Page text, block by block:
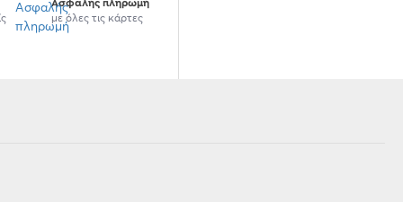
Ασφαλής πληρωμή
με όλες τις κάρτες